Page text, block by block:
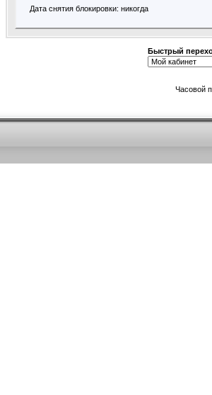
Дата снятия блокировки: никогда
Быстрый
Часовой